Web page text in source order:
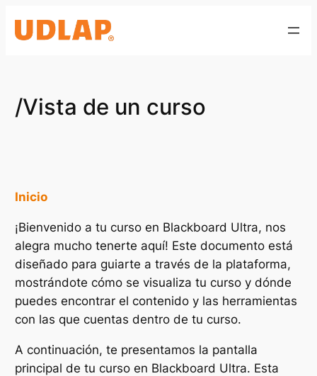
/Vista de un curso
Inicio
¡Bienvenido a tu curso en Blackboard Ultra, nos
alegra mucho tenerte aquí! Este documento está
diseñado para guiarte a través de la plataforma,
mostrándote cómo se visualiza tu curso y dónde
puedes encontrar el contenido y las herramientas
con las que cuentas dentro de tu curso.
A continuación, te presentamos la pantalla
principal de tu curso en Blackboard Ultra. Esta